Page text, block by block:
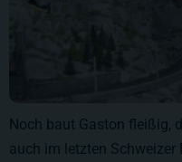
Noch baut Gaston fleißig,
auch im letzten Schweizer